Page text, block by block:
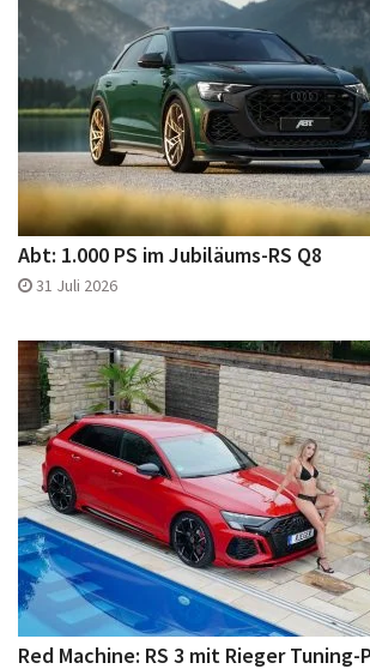
Abt: 1.000 PS im Jubiläums-RS Q8
31 Juli 2026
Red Machine: RS 3 mit Rieger Tuning-